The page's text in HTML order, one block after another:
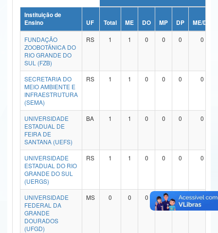
Ministério da Ciência, Tecnologia, Inovações e Comunicações
Ministério do Meio Ambiente
Ministério do Turismo
Ministério do Desenvolvimento Regional
Controladoria-Geral da União
Ministério da Mulher, da Família e dos Direitos Humanos
Secretaria-Geral
Secretaria de Governo
Gabinete de Segurança Institucional
Advocacia-Geral da União
Banco Central do Brasil
Instituição de
Ensino
UF Total ME DO MP DP
ME/DO
FUNDAÇÃO
ZOOBOTÂNICA DO
RIO GRANDE DO
SUL (FZB)
RS 1 1 0 0 0 0
SECRETARIA DO
MEIO AMBIENTE E
INFRAESTRUTURA
(SEMA)
RS 1 1 0 0 0 0
UNIVERSIDADE
ESTADUAL DE
FEIRA DE
SANTANA (UEFS)
BA 1 1 0 0 0 0
UNIVERSIDADE
ESTADUAL DO RIO
GRANDE DO SUL
(UERGS)
RS 1 1 0 0 0 0
UNIVERSIDADE
FEDERAL DA
GRANDE
DOURADOS
(UFGD)
MS 0 0 0 0 0 0